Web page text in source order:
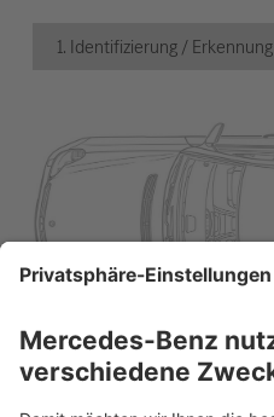
1. Identifizierung / Erkennung